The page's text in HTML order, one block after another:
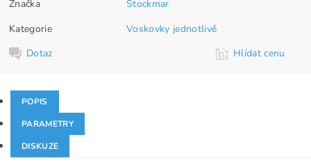
Značka
Stockmar
Kategorie
Voskovky jednotlivě
Dotaz
Hlídat cenu
POPIS
PARAMETRY
DISKUZE